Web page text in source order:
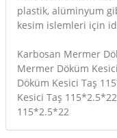
plastik, alüminyum
kesim islemleri için
Karbosan Mermer
Mermer Döküm
Döküm Kesici Taş
Kesici Taş
115*2.5*22